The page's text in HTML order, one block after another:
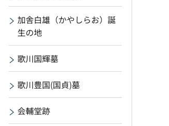
加舎白雄（かやしらお）誕
生の地
歌川国輝墓
歌川豊国(国貞)墓
会輔堂跡